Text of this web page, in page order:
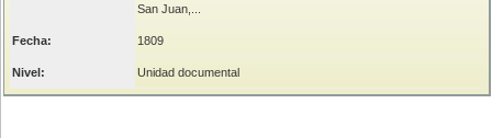
San Juan,...
Fecha: 1809
Nivel: Unidad documental